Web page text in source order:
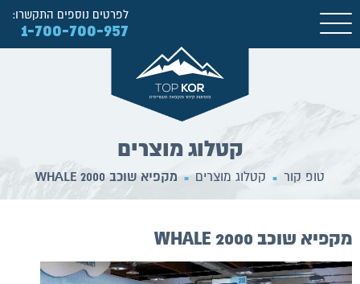
לפרטים נוספים התקשרו:
1-700-700-957
קטלוג מוצרים
טופ קור ■ קטלוג מוצרים ■ מקפיא שוכב WHALE 2000
מקפיא שוכב WHALE 2000